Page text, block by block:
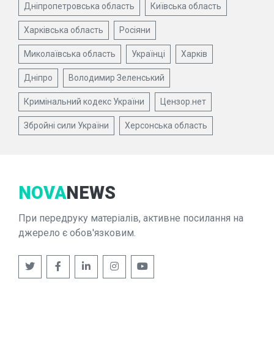
Дніпропетровська область Київська область
Харківська область Росіяни
Миколаївська область Українці Харків
Дніпро Володимир Зеленський
Кримінальний кодекс України Цензор.нет
Збройні сили України Херсонська область
NOVANEWS
При передруку матеріалів, активне посилання на
джерело є обов'язковим.